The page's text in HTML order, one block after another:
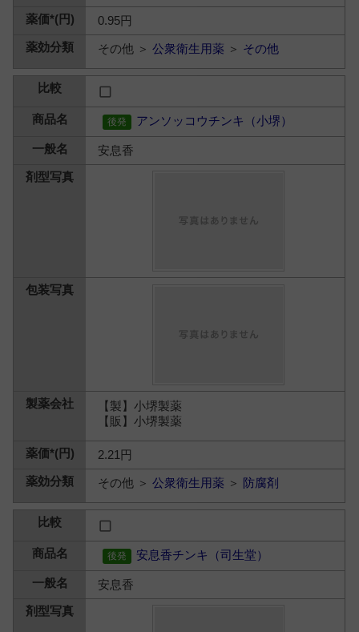
0.95円
その他 ＞公衆衛生用薬 ＞ その他
アンソッコウチンキ（小堺）
安息香
【製】小堺製薬
【販】小堺製薬
2.21円
その他 ＞公衆衛生用薬 ＞ 防腐剤
安息香チンキ（司生堂）
安息香